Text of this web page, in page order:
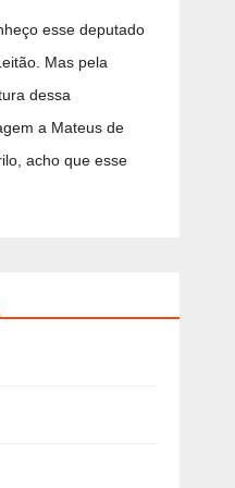
esse deputado
Mas pela
dessa
a Mateus de
acho que esse